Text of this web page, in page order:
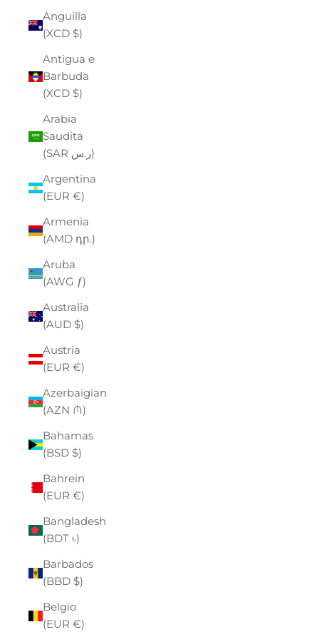
Anguilla
(XCD $)
Antigua e
Barbuda
(XCD $)
Arabia
Saudita
(SAR ر.س)
Argentina
(EUR €)
Armenia
(AMD դր.)
Aruba
(AWG ƒ)
Australia
(AUD $)
Austria
(EUR €)
Azerbaigian
(AZN ₼)
Bahamas
(BSD $)
Bahrein
(EUR €)
Bangladesh
(BDT ৳)
Barbados
(BBD $)
Belgio
(EUR €)